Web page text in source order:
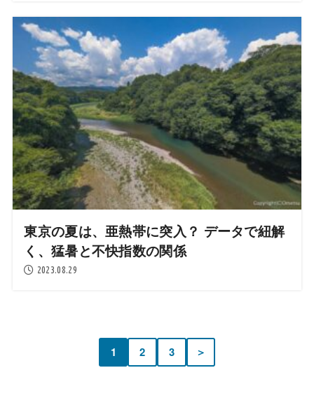
東京の夏は、亜熱帯に突入？ データで紐解
く、猛暑と不快指数の関係
2023.08.29
1 2 3 ＞